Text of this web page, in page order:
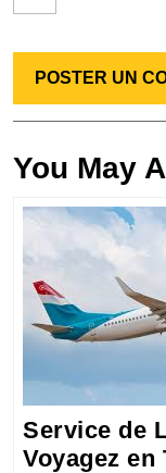
You May
Service de
Voyagez en